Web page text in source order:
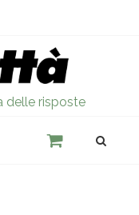
delle risposte